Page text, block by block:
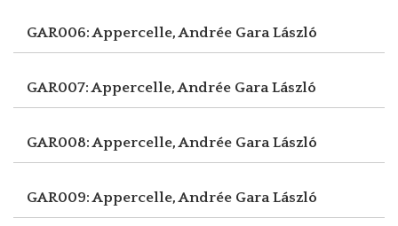
GAR006: Appercelle, Andrée Gara László
GAR007: Appercelle, Andrée Gara László
GAR008: Appercelle, Andrée Gara László
GAR009: Appercelle, Andrée Gara László